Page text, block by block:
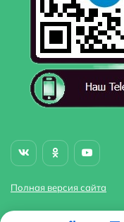
Полная версия сайта